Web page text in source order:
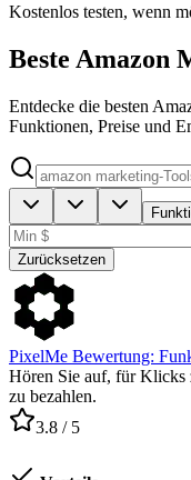
Kostenlos testen, wenn
Beste Amazon
Entdecke die besten
Funktionen, Preise und
Zurücksetzen
PixelMe Bewertung:
Hören Sie auf, für Klicks
zu bezahlen.
3.8 / 5